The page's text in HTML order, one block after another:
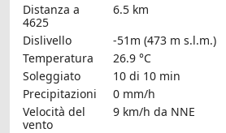
Distanza a
4625
6.5 km
Dislivello
-51m (473 m s.l.m.)
Temperatura
26.9 °C
Soleggiato
10 di 10 min
Precipitazioni
0 mm/h
Velocità del
vento
9 km/h da NNE